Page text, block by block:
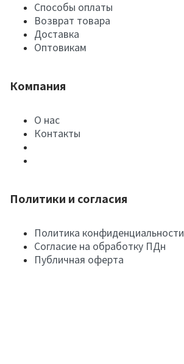
Способы оплаты
Возврат товара
Доставка
Оптовикам
Компания
О нас
Контакты
Политики и согласия
Политика конфиденциальности
Согласие на обработку ПДн
Публичная оферта